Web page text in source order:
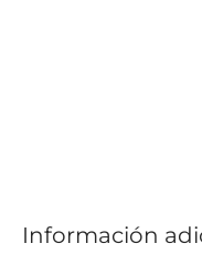
Información